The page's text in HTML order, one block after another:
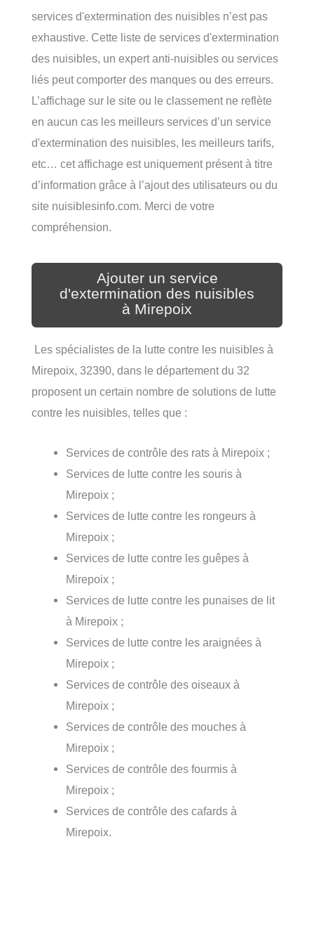
services d'extermination des nuisibles n’est pas
exhaustive. Cette liste de services d'extermination
des nuisibles, un expert anti-nuisibles ou services
liés peut comporter des manques ou des erreurs.
L’affichage sur le site ou le classement ne reflète
en aucun cas les meilleurs services d’un service
d'extermination des nuisibles, les meilleurs tarifs,
etc… cet affichage est uniquement présent à titre
d’information grâce à l’ajout des utilisateurs ou du
site nuisiblesinfo.com. Merci de votre
compréhension.
Ajouter un service
d'extermination des nuisibles
à Mirepoix
Les spécialistes de la lutte contre les nuisibles à
Mirepoix, 32390, dans le département du 32
proposent un certain nombre de solutions de lutte
contre les nuisibles, telles que :
Services de contrôle des rats à Mirepoix ;
Services de lutte contre les souris à
Mirepoix ;
Services de lutte contre les rongeurs à
Mirepoix ;
Services de lutte contre les guêpes à
Mirepoix ;
Services de lutte contre les punaises de lit
à Mirepoix ;
Services de lutte contre les araignées à
Mirepoix ;
Services de contrôle des oiseaux à
Mirepoix ;
Services de contrôle des mouches à
Mirepoix ;
Services de contrôle des fourmis à
Mirepoix ;
Services de contrôle des cafards à
Mirepoix.